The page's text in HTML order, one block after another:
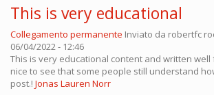
This is very educational
Collegamento permanente Inviato da robertfc
06/04/2022 - 12:46
This is very educational content and written well
nice to see that some people still understand
post.! Jonas Lauren Norr